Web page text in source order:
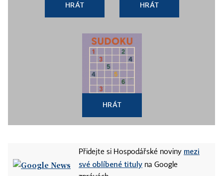
HRÁT HRÁT
HRÁT
Přidejte si Hospodářské noviny mezi
své oblíbené tituly na Google